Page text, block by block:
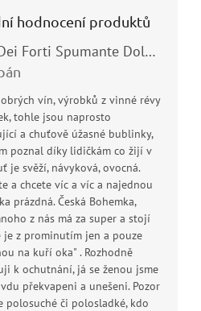
hodnocení produktů
Rocca Dei Forti Spumante Dolce 11,5% 0,75l
produktu je 5 z 5 hvězdiček.
vín, výrobků z vinné révy
tohle jsou naprosto
a chuťově úžasné bublinky,
poznal díky lidičkám co žijí v
je svěží, návyková, ovocná.
a chcete víc a víc a najednou
prázdná. Česká Bohemka,
z nás má za super a stojí
je z prominutím jen a pouze
na kuří oka" . Rozhodně
k ochutnání, já se ženou jsme
překvapeni a unešeni. Pozor
polosuché či polosladké, kdo